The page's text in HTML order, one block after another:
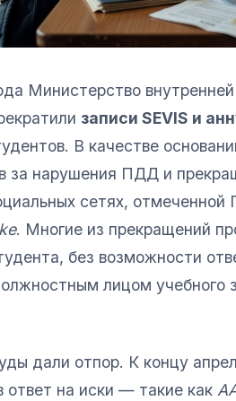
Министерство
записи SEVIS и
В качестве
за нарушения ПДД и
сетях,
. Многие из прекращений
без возможности
лицом учебного
дали отпор. К концу
ответ на иски — такие как